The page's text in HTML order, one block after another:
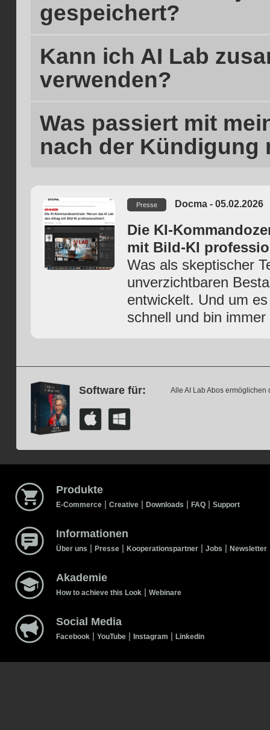
gespeichert?
Kann ich AI Lab
verwenden?
Was passiert mit
nach der Kündigung
Presse Docma - 05.02.2026
Die KI-
mit Bild-KI
Was als skeptischer
unverzichtbaren
entwickelt. Und um
schnell und bin
Software für: Alle AI Lab Abos
Produkte
E-Commerce | Creative | Downloads | FAQ | Support
Informationen
Über uns | Presse | Kooperationspartner | Jobs | Newsletter
Akademie
How to achieve this Look | Webinare
Social Media
Facebook | YouTube | Instagram | Linkedin